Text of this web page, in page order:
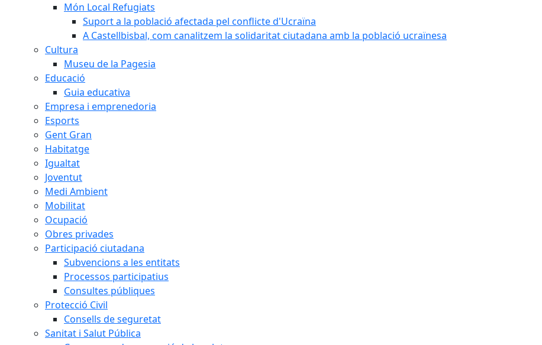
Món Local Refugiats
Suport a la població afectada pel conflicte d'Ucraïna
A Castellbisbal, com canalitzem la solidaritat ciutadana amb la població ucraïnesa
Cultura
Museu de la Pagesia
Educació
Guia educativa
Empresa i emprenedoria
Esports
Gent Gran
Habitatge
Igualtat
Joventut
Medi Ambient
Mobilitat
Ocupació
Obres privades
Participació ciutadana
Subvencions a les entitats
Processos participatius
Consultes públiques
Protecció Civil
Consells de seguretat
Sanitat i Salut Pública